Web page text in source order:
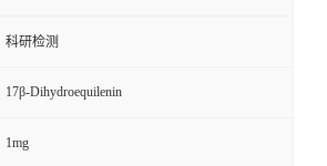
科研检测
17β-Dihydroequilenin
1mg